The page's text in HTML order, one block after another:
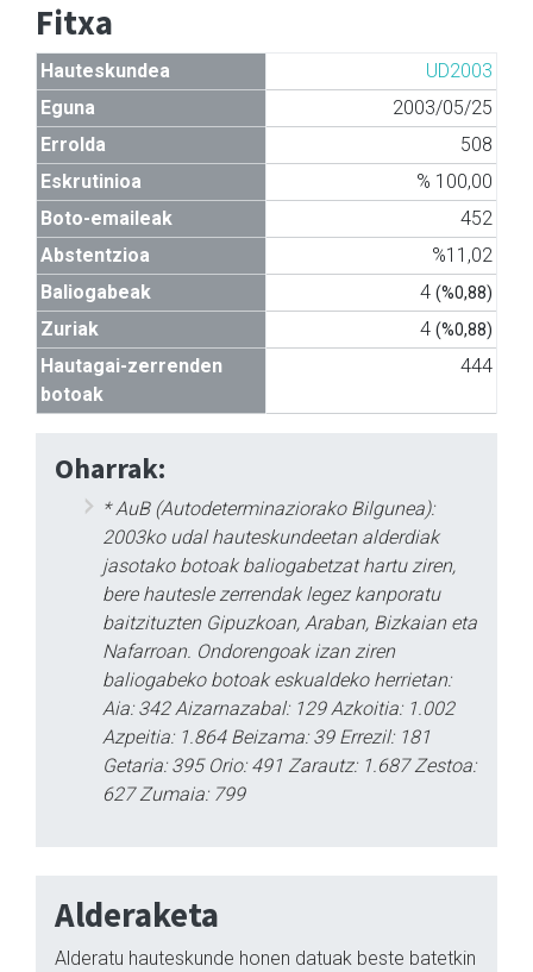
Fitxa
Hauteskundea
UD2003
Eguna
2003/05/25
Errolda
508
Eskrutinioa
% 100,00
Boto-emaileak
452
Abstentzioa
%11,02
Baliogabeak
4 (%0,88)
Zuriak 4 (%0,88)
Hautagai-zerrenden
botoak
444
Oharrak:
* AuB (Autodeterminaziorako Bilgunea):
2003ko udal hauteskundeetan alderdiak
jasotako botoak baliogabetzat hartu ziren,
bere hautesle zerrendak legez kanporatu
baitzituzten Gipuzkoan, Araban, Bizkaian eta
Nafarroan. Ondorengoak izan ziren
baliogabeko botoak eskualdeko herrietan:
Aia: 342 Aizarnazabal: 129 Azkoitia: 1.002
Azpeitia: 1.864 Beizama: 39 Errezil: 181
Getaria: 395 Orio: 491 Zarautz: 1.687 Zestoa:
627 Zumaia: 799
Alderaketa
Alderatu hauteskunde honen datuak beste batetkin